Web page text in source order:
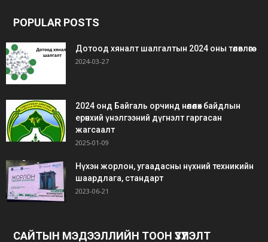
POPULAR POSTS
Дотоод хяналт шалгалтын 2024 оны төлөвлөгөө
2024-03-27
2024 онд Байгаль орчинд нөлөөлөх байдлын
ерөнхий үнэлгээний дүгнэлт гаргасан
жагсаалт
2025-01-09
Нүхэн жорлон, угаадасны нүхний техникийн
шаардлага, стандарт
2023-06-21
САЙТЫН МЭДЭЭЛЛИЙН ТООН ҮЗҮҮЛЭЛТ